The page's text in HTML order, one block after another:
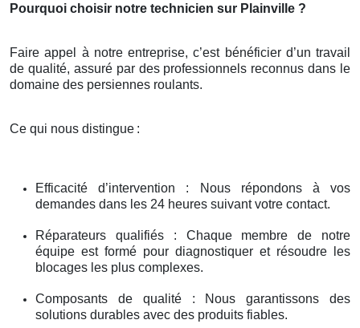
Pourquoi choisir notre technicien sur Plainville ?
Faire appel à notre entreprise, c’est bénéficier d’un travail
de qualité, assuré par des professionnels reconnus dans le
domaine des persiennes roulants.
Ce qui nous distingue :
Efficacité d’intervention : Nous répondons à vos
demandes dans les 24 heures suivant votre contact.
Réparateurs qualifiés : Chaque membre de notre
équipe est formé pour diagnostiquer et résoudre les
blocages les plus complexes.
Composants de qualité : Nous garantissons des
solutions durables avec des produits fiables.